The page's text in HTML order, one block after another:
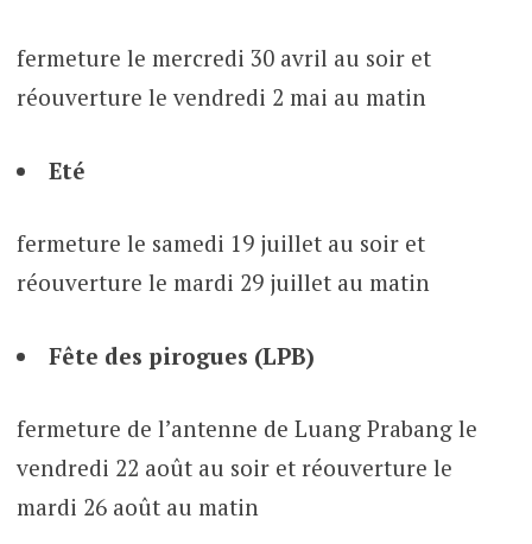
fermeture le mercredi 30 avril au soir et
réouverture le vendredi 2 mai au matin
Eté
fermeture le samedi 19 juillet au soir et
réouverture le mardi 29 juillet au matin
Fête des pirogues (LPB)
fermeture de l’antenne de Luang Prabang le
vendredi 22 août au soir et réouverture le
mardi 26 août au matin